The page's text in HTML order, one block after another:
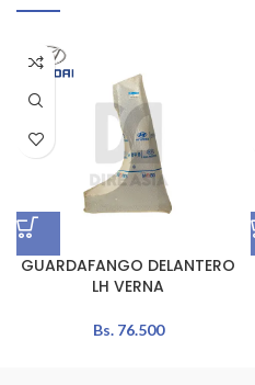
GUARDAFANGO DELANTERO
LH VERNA
Bs.76.500